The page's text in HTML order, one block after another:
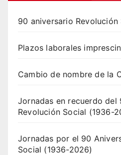
90 aniversario
Plazos laborales
Cambio de nombre de la
Jornadas en recuerdo del
Revolución Social (1936-
Jornadas por el 90
Social (1936-2026)